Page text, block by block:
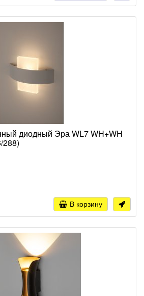
диодный Эра WL7 WH+WH
288)
В корзину